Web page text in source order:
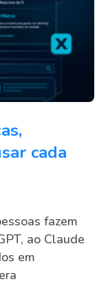
cada
fazem
ao Claude
em